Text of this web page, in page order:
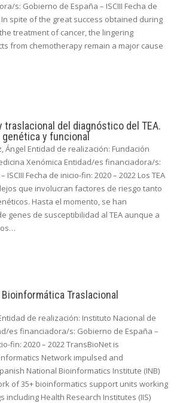
s: Gobierno de España – ISCIII Fecha de
In spite of the great success obtained during
treatment of cancer, the lingering
from chemotherapy remain a major cause
traslacional del diagnóstico del TEA.
y funcional
Ángel Entidad de realización: Fundación
Xenómica Entidad/es financiadora/s:
Fecha de inicio-fin: 2020 – 2022 Los TEA
que involucran factores de riesgo tanto
Hasta el momento, se han
genes de susceptibilidad al TEA aunque a
Traslacional
de realización: Instituto Nacional de
es financiadora/s: Gobierno de España –
fin: 2020 – 2022 TransBioNet is
Network impulsed and
National Bioinformatics Institute (INB)
of 35+ bioinformatics support units working
including Health Research Institutes (IIS)